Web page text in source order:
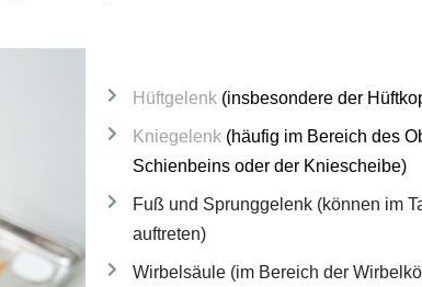
Hüftgelenk (insbesondere der
Kniegelenk (häufig im Bereich des
Schienbeins oder der Kniescheibe)
Fuß und Sprunggelenk (können im
auftreten)
Wirbelsäule (im Bereich der